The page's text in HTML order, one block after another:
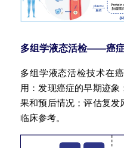
多组学液态活检——癌
多组学液态活检技术在
用：发现癌症的早期迹
果和预后情况；评估复发
临床参考。